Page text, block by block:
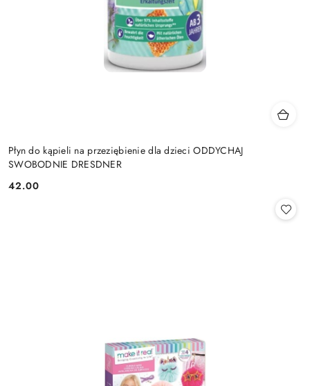
Płyn do kąpieli na przeziębienie dla dzieci ODDYCHAJ
SWOBODNIE DRESDNER
Cena:
42.00